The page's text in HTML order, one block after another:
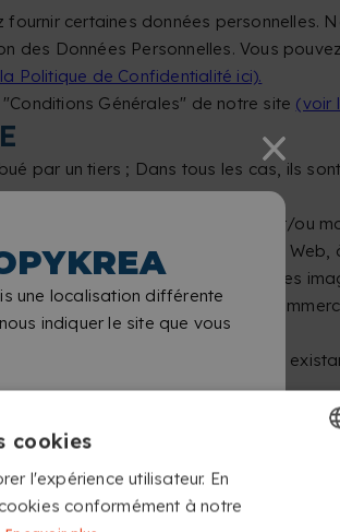
une localisation différente
indiquer le site que vous
certaines données personnelles.
des Données Personnelles. Vous
Politique de Confidentialité ici).
Générales" de notre site (voir
par un tiers ; Dans tous les cas, ils
ou toute autre exploitation et/ou
de tout contenu inclus dans le site
Web ne confère aucun droit sur les
ou sur les marques, noms
qu'un tiers fait du contenu
et industrielle ou de toute
secteurs industriels à l'échelle
cookies
l'expérience utilisateur. En
conformément à notre